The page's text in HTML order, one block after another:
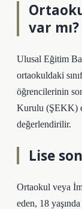
var mı?
Ulusal Eğitim
ortaokuldaki
öğrencilerinin
Kurulu (ŞEKK)
değerlendirilir.
Lise
Ortaokul veya
eden, 18